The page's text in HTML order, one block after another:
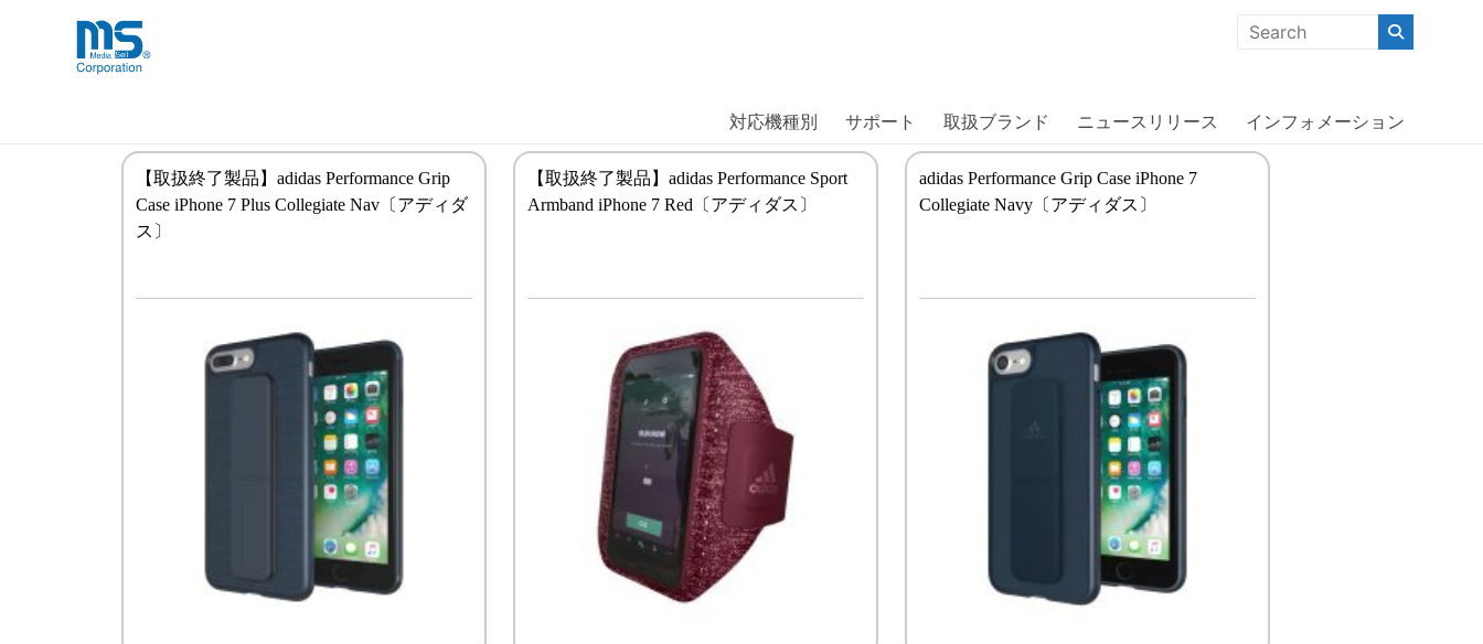
海外事業部が取り揃えている海外輸入商品には、日本では珍しい「海外ブランド」をはじめ「ユニークな商品」「機能的な商品」「コストパフォーマンスの高い商
対応機種別 サポート 取扱ブランド ニュースリリース インフォメーション
【取扱終了製品】adidas Performance Grip
Case iPhone 7 Plus Collegiate Nav〔アディダ
ス〕
【取扱終了製品】adidas Performance Sport
Armband iPhone 7 Red〔アディダス〕
adidas Performance Grip Case iPhone 7
Collegiate Navy〔アディダス〕